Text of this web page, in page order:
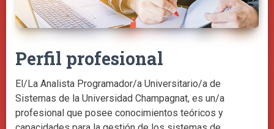
Perfil profesional
El/La Analista Programador/a Universitario/a de
Sistemas de la Universidad Champagnat, es un/a
profesional que posee conocimientos teóricos y